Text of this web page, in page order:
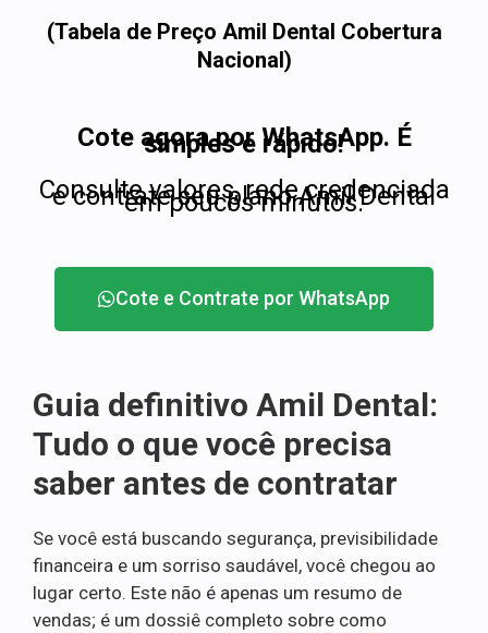
(Tabela de Preço Amil Dental Cobertura
Nacional)
Cote agora por WhatsApp. É
simples e rápido!
Consulte valores, rede credenciada
e contrate seu plano Amil Dental
em poucos minutos.
Cote e Contrate por WhatsApp
Guia definitivo Amil Dental:
Tudo o que você precisa
saber antes de contratar
Se você está buscando segurança, previsibilidade
financeira e um sorriso saudável, você chegou ao
lugar certo. Este não é apenas um resumo de
vendas; é um dossiê completo sobre como